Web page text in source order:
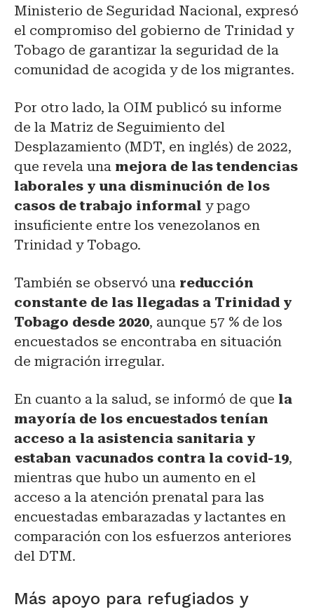
Ministerio de Seguridad Nacional, expresó
el compromiso del gobierno de Trinidad y
Tobago de garantizar la seguridad de la
comunidad de acogida y de los migrantes.
Por otro lado, la OIM publicó su informe
de la Matriz de Seguimiento del
Desplazamiento (MDT, en inglés) de 2022,
que revela una mejora de las tendencias
laborales y una disminución de los
casos de trabajo informal y pago
insuficiente entre los venezolanos en
Trinidad y Tobago.
También se observó una reducción
constante de las llegadas a Trinidad y
Tobago desde 2020, aunque 57 % de los
encuestados se encontraba en situación
de migración irregular.
En cuanto a la salud, se informó de que la
mayoría de los encuestados tenían
acceso a la asistencia sanitaria y
estaban vacunados contra la covid-19,
mientras que hubo un aumento en el
acceso a la atención prenatal para las
encuestadas embarazadas y lactantes en
comparación con los esfuerzos anteriores
del DTM.
Más apoyo para refugiados y